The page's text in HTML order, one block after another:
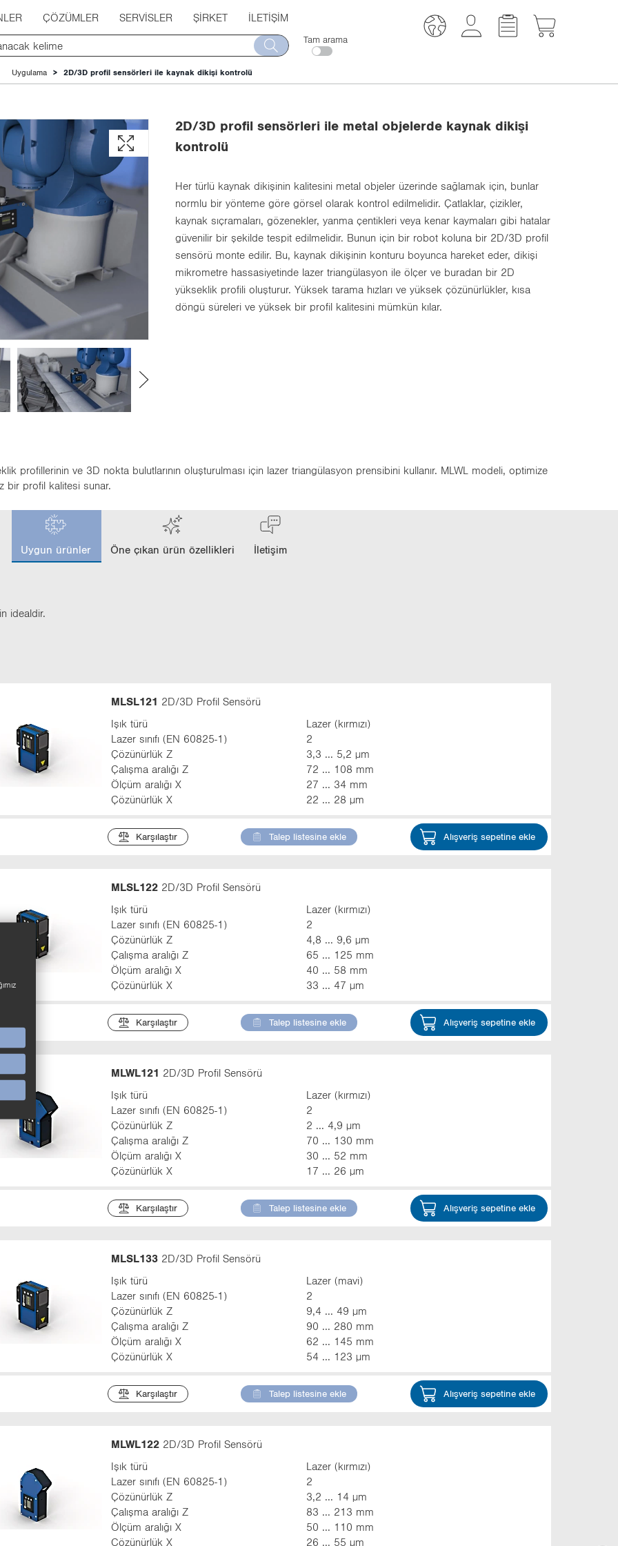
ÇÖZÜMLER SERVISLER ŞIRKET İLETIŞIM
Tam arama
Uygulama 2D/3D profil sensörleri ile kaynak dikişi kontrolü
2D/3D profil sensörleri ile metal objelerde kaynak dikişi
kontrolü
Her türlü kaynak dikişinin kalitesini metal objeler üzerinde sağlamak için, bunlar
normlu bir yönteme göre görsel olarak kontrol edilmelidir. Çatlaklar, çizikler,
kaynak sıçramaları, gözenekler, yanma çentikleri veya kenar kaymaları gibi hatalar
güvenilir bir şekilde tespit edilmelidir. Bunun için bir robot koluna bir 2D/3D profil
sensörü monte edilir. Bu, kaynak dikişinin konturu boyunca hareket eder, dikişi
mikrometre hassasiyetinde lazer triangülasyon ile ölçer ve buradan bir 2D
yükseklik profili oluşturur. Yüksek tarama hızları ve yüksek çözünürlükler, kısa
döngü süreleri ve yüksek bir profil kalitesini mümkün kılar.
profillerinin ve 3D nokta bulutlarının oluşturulması için lazer triangülasyon prensibini kullanır. MLWL modeli, optimize
bir profil kalitesi sunar.
r
t
Uygun ürünler Öne çıkan ürün özellikleri İletişim
ide­al­dir.
MLSL121 2D/3D Profil Sensörü
Işık türü
Lazer (kırmızı)
Lazer sınıfı (EN 60825-1)
2
Çözünürlük Z
3,3 ... 5,2 µm
Çalışma aralığı Z
72 ... 108 mm
Ölçüm aralığı X
27 ... 34 mm
Çözünürlük X
22 ... 28 µm
Karşılaştır Talep listesine ekle Alışveriş sepetine ekle
MLSL1222D/3D Profil Sensörü
Işık türü
Lazer (kırmızı)
Lazer sınıfı (EN 60825-1)
2
Çözünürlük Z
4,8 ... 9,6 µm
Çalışma aralığı Z
65 ... 125 mm
Ölçüm aralığı X
40 ... 58 mm
Çözünürlük X
33 ... 47 µm
Karşılaştır Talep listesine ekle Alışveriş sepetine ekle
MLWL121 2D/3D Profil Sensörü
Işık türü
Lazer (kırmızı)
Lazer sınıfı (EN 60825-1)
2
Çözünürlük Z
2 ... 4,9 µm
Çalışma aralığı Z
70 ... 130 mm
Ölçüm aralığı X
30 ... 52 mm
Çözünürlük X
17 ... 26 µm
Karşılaştır Talep listesine ekle Alışveriş sepetine ekle
MLSL1332D/3D Profil Sensörü
Işık türü
Lazer (mavi)
Lazer sınıfı (EN 60825-1)
2
Çözünürlük Z
9,4 ... 49 µm
Çalışma aralığı Z
90 ... 280 mm
Ölçüm aralığı X
62 ... 145 mm
Çözünürlük X
54 ... 123 µm
Karşılaştır Talep listesine ekle Alışveriş sepetine ekle
MLWL1222D/3D Profil Sensörü
Işık türü
Lazer (kırmızı)
Lazer sınıfı (EN 60825-1)
2
Çözünürlük Z
3,2 ... 14 µm
Çalışma aralığı Z
83 ... 213 mm
Ölçüm aralığı X
50 ... 110 mm
Çözünürlük X
26 ... 55 µm